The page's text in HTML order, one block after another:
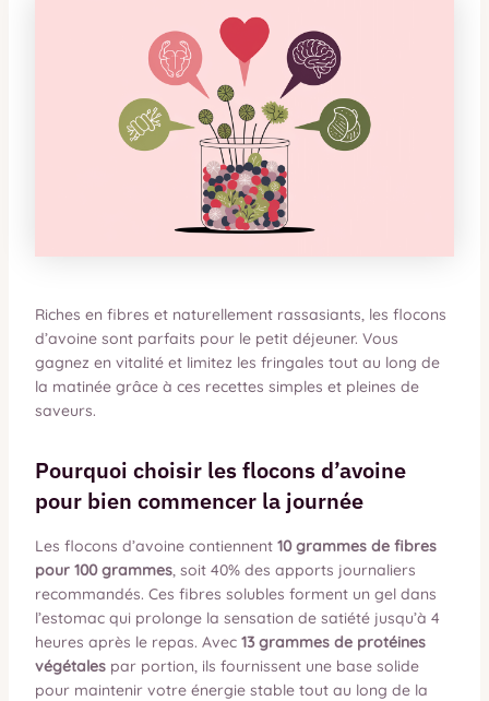
Riches en fibres et naturellement rassasiants, les flocons
d’avoine sont parfaits pour le petit déjeuner. Vous
gagnez en vitalité et limitez les fringales tout au long de
la matinée grâce à ces recettes simples et pleines de
saveurs.
Pourquoi choisir les flocons d’avoine
pour bien commencer la journée
Les flocons d’avoine contiennent 10 grammes de fibres
pour 100 grammes, soit 40% des apports journaliers
recommandés. Ces fibres solubles forment un gel dans
l’estomac qui prolonge la sensation de satiété jusqu’à 4
heures après le repas. Avec 13 grammes de protéines
végétalespar portion, ils fournissent une base solide
pour maintenir votre énergie stable tout au long de la